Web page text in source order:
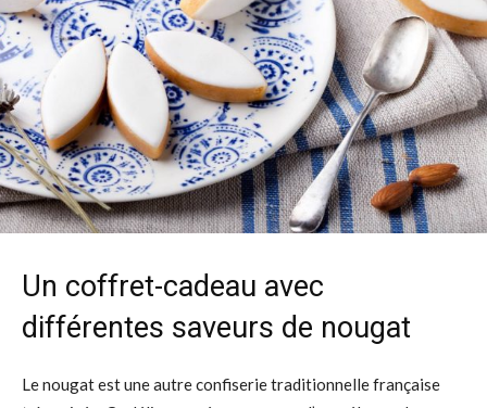
Un coffret-cadeau avec
différentes saveurs de nougat
Le nougat est une autre confiserie traditionnelle française